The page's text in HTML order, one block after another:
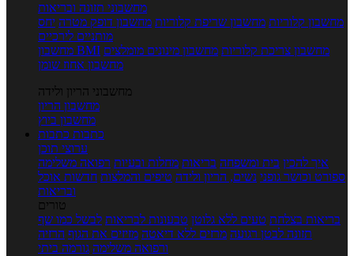
מחשבוני תזונה ובריאות
מחשבון קלוריות מחשבון שריפת קלוריות מחשבון דופק מטרה יחס
מותניים לירכיים
מחשבון BMI
מחשבון צריכת קלוריות מחשבון מינונים מומלצים
מחשבון אחוז שומן
מחשבוני הריון ולידה
מחשבון הריון
מחשבון ביוץ
כתבות כתבות
ערוצי תוכן
איך להכין בית ומשפחה בריאות מחלות ובעיות רפואה משלימה
ספורט וכושר גופני נשים, הריון ולידה טיפים והמלצות חדשות אוכל
ובריאות
טורים
בריאות בצלחת טעים ללא גלוטן טבעונות לבריאות לבשל כמו שף
תזונה לבטן רגועה מרזים ללא דיאטה מזיזים את הגוף הרזיה
ורפואה משלימה גורמה ביתי